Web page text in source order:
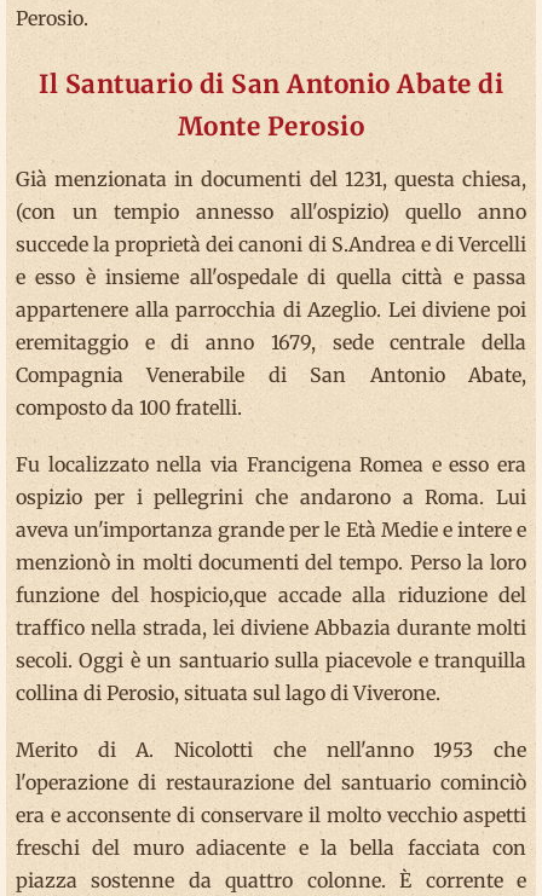
Perosio.
Il Santuario di San Antonio Abate di
Monte Perosio
Già menzionata in documenti del 1231, questa chiesa,
(con un tempio annesso all'ospizio) quello anno
succede la proprietà dei canoni di S.Andrea e di Vercelli
e esso è insieme all'ospedale di quella città e passa
appartenere alla parrocchia di Azeglio. Lei diviene poi
eremitaggio e di anno 1679, sede centrale della
Compagnia Venerabile di San Antonio Abate,
composto da 100 fratelli.
Fu localizzato nella via Francigena Romea e esso era
ospizio per i pellegrini che andarono a Roma. Lui
aveva un'importanza grande per le Età Medie e intere e
menzionò in molti documenti del tempo. Perso la loro
funzione del hospicio,que accade alla riduzione del
traffico nella strada, lei diviene Abbazia durante molti
secoli. Oggi è un santuario sulla piacevole e tranquilla
collina di Perosio, situata sul lago di Viverone.
Merito di A. Nicolotti che nell'anno 1953 che
l'operazione di restaurazione del santuario cominciò
era e acconsente di conservare il molto vecchio aspetti
freschi del muro adiacente e la bella facciata con
piazza sostenne da quattro colonne. È corrente e